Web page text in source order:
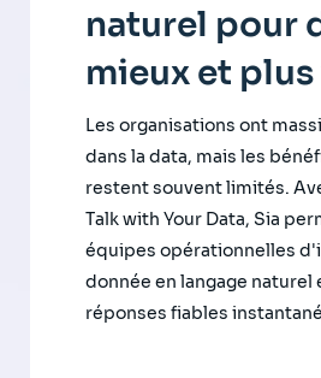
naturel pour
mieux et
Les organisations ont
dans la data, mais les
restent souvent limités.
Talk with Your Data, Sia
équipes opérationnelles
donnée en langage
réponses fiables